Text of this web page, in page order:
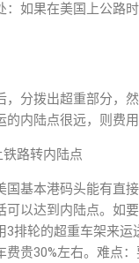
：如果在美国上公路
，分拨出超重部分，
的内陆点很远，则费用
路转内陆点
国基本港码头能有直
可以达到内陆点。如要
3排轮的超重车架来运
费贵30%左右。难点